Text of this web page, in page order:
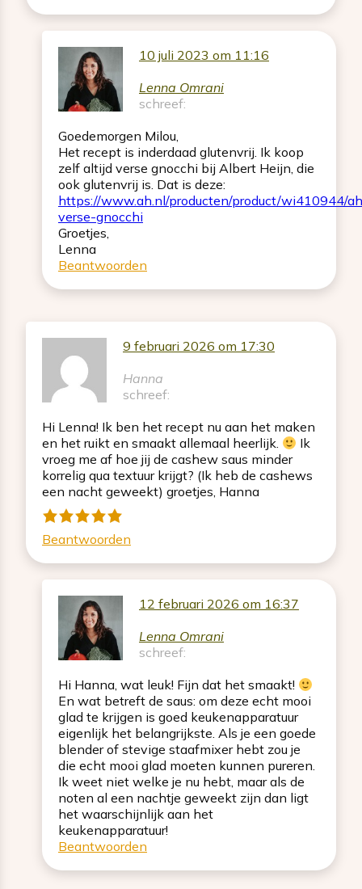
Lenna Omrani
schreef:
10 juli 2023 om 11:16
Goedemorgen Milou,
Het recept is inderdaad glutenvrij. Ik koop
zelf altijd verse gnocchi bij Albert Heijn, die
ook glutenvrij is. Dat is deze:
https://www.ah.nl/producten/product/wi410944/
verse-gnocchi
Groetjes,
Lenna
Beantwoorden
Hanna
schreef:
9 februari 2026 om 17:30
Hi Lenna! Ik ben het recept nu aan het maken
en het ruikt en smaakt allemaal heerlijk.
Ik
vroeg me af hoe jij de cashew saus minder
korrelig qua textuur krijgt? (Ik heb de cashews
een nacht geweekt) groetjes, Hanna
Beantwoorden
Lenna Omrani
schreef:
12 februari 2026 om 16:37
Hi Hanna, wat leuk! Fijn dat het smaakt!
En wat betreft de saus: om deze echt mooi
glad te krijgen is goed keukenapparatuur
eigenlijk het belangrijkste. Als je een goede
blender of stevige staafmixer hebt zou je
die echt mooi glad moeten kunnen pureren.
Ik weet niet welke je nu hebt, maar als de
noten al een nachtje geweekt zijn dan ligt
het waarschijnlijk aan het
keukenapparatuur!
Beantwoorden